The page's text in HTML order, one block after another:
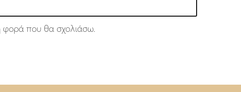
φορά που θα σχολιάσω.